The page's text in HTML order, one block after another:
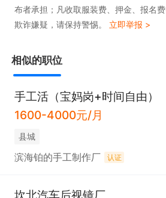
布者承担；凡收取服装费、押金、报名
欺诈嫌疑，请保持警惕。 立即举报 >
相似的职位
手工活（宝妈岗+时间自由）
1600-4000元/月
县城
滨海铂的手工制作厂 认证
坎北汽车后视镜厂